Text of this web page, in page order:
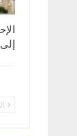
إلى 5.8% خلال الربع الثاني من 2026